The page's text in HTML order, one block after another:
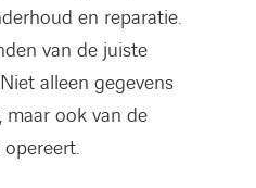
en reparatie.
van de juiste
alleen gegevens
maar ook van de